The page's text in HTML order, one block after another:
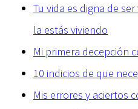
Tu vida es digna de
la estás viviendo
Mi primera decepción
10 indicios de que
Mis errores y aciertos